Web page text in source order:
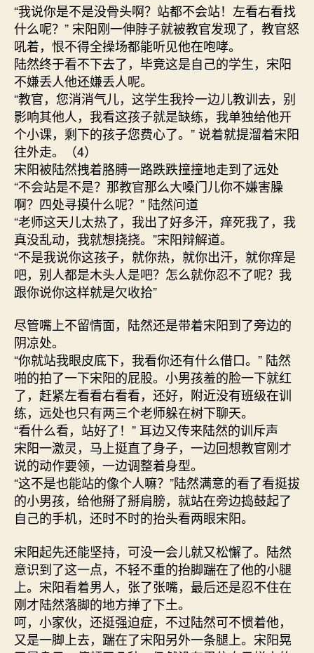
“我说你是不是没骨头啊？站都不会站！左看右看找
什么呢？” 宋阳刚一伸脖子就被教官发现了，教官怒
吼着，恨不得全操场都能听见他在咆哮。
陆然终于看不下去了，毕竟这是自己的学生，宋阳
不嫌丢人他还嫌丢人呢。
“教官，您消消气儿，这学生我拎一边儿教训去，别
影响其他人，我看这孩子就是缺练，我单独给他开
个小课，剩下的孩子您费心了。” 说着就提溜着宋阳
往外走。（4）
宋阳被陆然拽着胳膊一路跌跌撞撞地走到了远处
“不会站是不是？那教官那么大嗓门儿你不嫌害臊
啊？四处寻摸什么呢？” 陆然问道
“老师这天儿太热了，我出了好多汗，痒死我了，我
真没乱动，我就想挠挠。”宋阳辩解道。
“不是我说你这孩子，就你热，就你出汗，就你痒是
吧，别人都是木头人是吧？怎么就你忍不了呢？我
跟你说你这样就是欠收拾”
尽管嘴上不留情面，陆然还是带着宋阳到了旁边的
阴凉处。
“你就站我眼皮底下，我看你还有什么借口。” 陆然
啪的拍了一下宋阳的屁股。小男孩羞的脸一下就红
了，赶紧左看看右看看，还好，附近没有班级在训
练，远处也只有两三个老师躲在树下聊天。
“看什么看，站好了！” 耳边又传来陆然的训斥声
宋阳一激灵，马上挺直了身子，一边回想教官刚才
说的动作要领，一边调整着身型。
“这不是也能站的像个人嘛？”陆然满意的看了看挺拔
的小男孩，给他掰了掰肩膀，就站在旁边捣鼓起了
自己的手机，还时不时的抬头看两眼宋阳。
宋阳起先还能坚持，可没一会儿就又松懈了。陆然
意识到了这一点，不轻不重的抬脚踹在了他的小腿
上。宋阳看着男人，张了张嘴，最后还是忍不住在
刚才陆然落脚的地方掸了下土。
呵，小家伙，还挺强迫症，不过陆然可不惯着他，
又是一脚上去，踹在了宋阳另外一条腿上。宋阳晃